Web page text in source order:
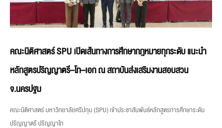
คณะนิติศาสตร์ SPU เปิดเส้นทางการศึกษากฎหมายทุกระดับ แนะนำ
หลักสูตรปริญญาตรี–โท–เอก ณ สถาบันส่งเสริมงานสอบสวน
จ.นครปฐม
คณะนิติศาสตร์ มหาวิทยาลัยศรีปทุม (SPU) เข้าประชาสัมพันธ์หลักสูตรการศึกษาระดับ
ปริญญาตรี ปริญญาโท